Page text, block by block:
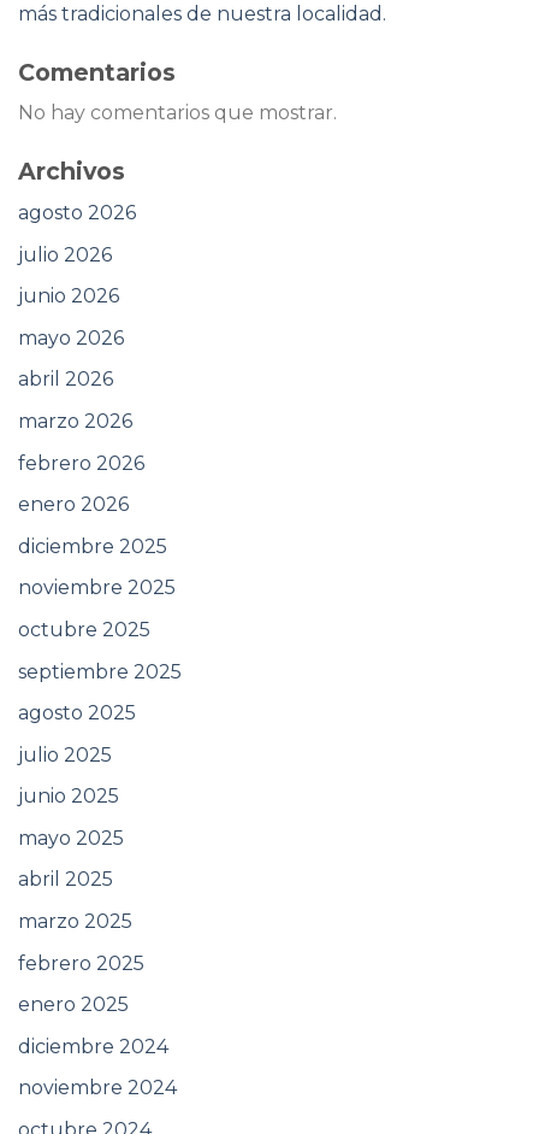
más tradicionales de nuestra localidad.
Comentarios
No hay comentarios que mostrar.
Archivos
agosto 2026
julio 2026
junio 2026
mayo 2026
abril 2026
marzo 2026
febrero 2026
enero 2026
diciembre 2025
noviembre 2025
octubre 2025
septiembre 2025
agosto 2025
julio 2025
junio 2025
mayo 2025
abril 2025
marzo 2025
febrero 2025
enero 2025
diciembre 2024
noviembre 2024